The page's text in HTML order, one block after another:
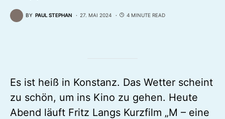
BY PAUL STEPHAN 27. MAI 2024 4 MINUTE READ
Es ist heiß in Konstanz. Das Wetter scheint
zu schön, um ins Kino zu gehen. Heute
Abend läuft Fritz Langs Kurzfilm „M – eine